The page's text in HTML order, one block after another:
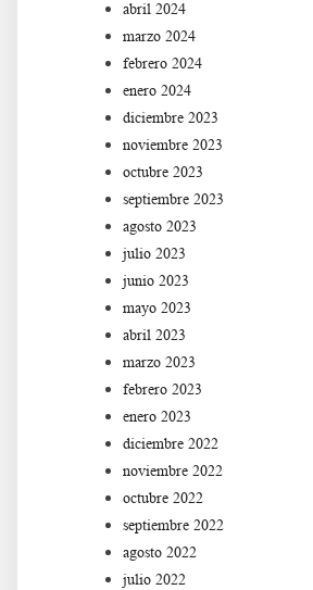
abril 2024
marzo 2024
febrero 2024
enero 2024
diciembre 2023
noviembre 2023
octubre 2023
septiembre 2023
agosto 2023
julio 2023
junio 2023
mayo 2023
abril 2023
marzo 2023
febrero 2023
enero 2023
diciembre 2022
noviembre 2022
octubre 2022
septiembre 2022
agosto 2022
julio 2022